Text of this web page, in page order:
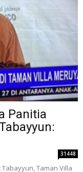
Panitia
31448
Taman Villa